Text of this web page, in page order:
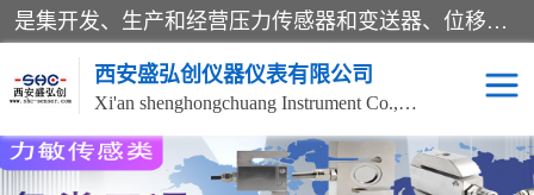
是集开发、生产和经营压力传感器和变送器、位移传感器和变送器、流量传感器和变送器、称重传感器和变送器、测力传感器和变送器、温湿度传感器和变送器、扭矩传感器、智能数显控制仪表等产品的化高新技术企业。
西安盛弘创仪器仪表有限公司
Xi'an shenghongchuang Instrument Co., Ltd